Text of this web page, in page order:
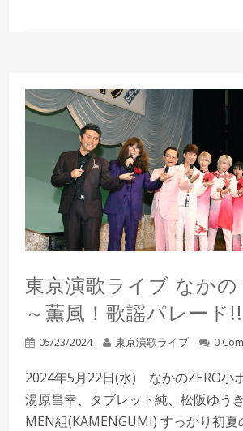
東京演歌ライブ なかの
～薫風！歌謡パレード
05/23/2024 東京演歌ライブ 0
2024年5月22日(水) なかのZERO小
湯原昌幸、タブレット純、松阪ゆう
MEN組(KAMENGUMI) すっかり初夏